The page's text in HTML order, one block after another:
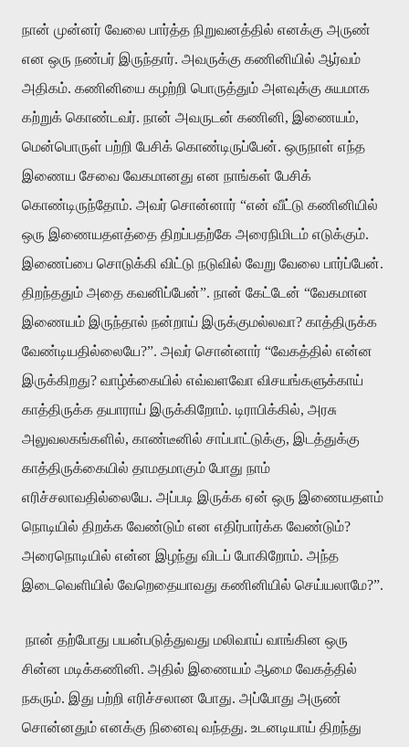
நான் முன்னர் வேலை பார்த்த நிறுவனத்தில் எனக்கு அருண்
என ஒரு நண்பர் இருந்தார். அவருக்கு கணினியில் ஆர்வம்
அதிகம். கணினியை கழற்றி பொருத்தும் அளவுக்கு சுயமாக
கற்றுக் கொண்டவர். நான் அவருடன் கணினி, இணையம்,
மென்பொருள் பற்றி பேசிக் கொண்டிருப்பேன். ஒருநாள் எந்த
இணைய சேவை வேகமானது என நாங்கள் பேசிக்
கொண்டிருந்தோம். அவர் சொன்னார் “என் வீட்டு கணினியில்
ஒரு இணையதளத்தை திறப்பதற்கே அரைநிமிடம் எடுக்கும்.
இணைப்பை சொடுக்கி விட்டு நடுவில் வேறு வேலை பார்ப்பேன்.
திறந்ததும் அதை கவனிப்பேன்”. நான் கேட்டேன் “வேகமான
இணையம் இருந்தால் நன்றாய் இருக்குமல்லவா? காத்திருக்க
வேண்டியதில்லையே?”. அவர் சொன்னார் “வேகத்தில் என்ன
இருக்கிறது? வாழ்க்கையில் எவ்வளவோ விசயங்களுக்காய்
காத்திருக்க தயாராய் இருக்கிறோம். டிராபிக்கில், அரசு
அலுவலகங்களில், காண்டீனில் சாப்பாட்டுக்கு, இடத்துக்கு
காத்திருக்கையில் தாமதமாகும் போது நாம்
எரிச்சலாவதில்லையே. அப்படி இருக்க ஏன் ஒரு இணையதளம்
நொடியில் திறக்க வேண்டும் என எதிர்பார்க்க வேண்டும்?
அரைநொடியில் என்ன இழந்து விடப் போகிறோம். அந்த
இடைவெளியில் வேறெதையாவது கணினியில் செய்யலாமே?”.
நான் தற்போது பயன்படுத்துவது மலிவாய் வாங்கின ஒரு
சின்ன மடிக்கணினி. அதில் இணையம் ஆமை வேகத்தில்
நகரும். இது பற்றி எரிச்சலான போது. அப்போது அருண்
சொன்னதும் எனக்கு நினைவு வந்தது. உடனடியாய் திறந்து